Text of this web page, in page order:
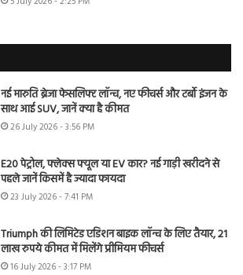
नई मारुति ब्रेजा फेसलिफ्ट लॉन्च, नए फीचर्स और टर्बो इंजन के
साथ आई SUV, जानें क्या है कीमत
26 July 2026 - 3:56 PM
E20 पेट्रोल, फ्लेक्स फ्यूल या EV कार? नई गाड़ी खरीदने से
पहले जानें किसमें है ज्यादा फायदा
23 July 2026 - 7:41 PM
Triumph की लिमिटेड एडिशन बाइक लॉन्च के लिए तैयार, 21
लाख रुपये कीमत में मिलेंगे प्रीमियम फीचर्स
16 July 2026 - 3:17 PM